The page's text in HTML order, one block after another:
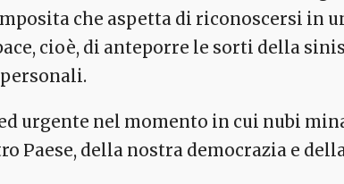
che aspetta di riconoscersi in
cioè, di anteporre le sorti della
urgente nel momento in cui nubi
Paese, della nostra democrazia e